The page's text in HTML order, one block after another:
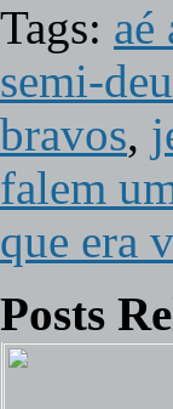
Tags: aé
semi-
bravos,
falem
que era
Posts